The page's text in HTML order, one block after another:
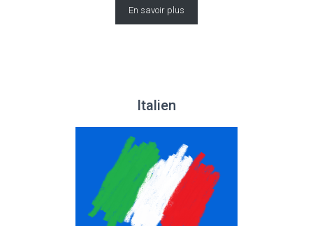
En savoir plus
Italien